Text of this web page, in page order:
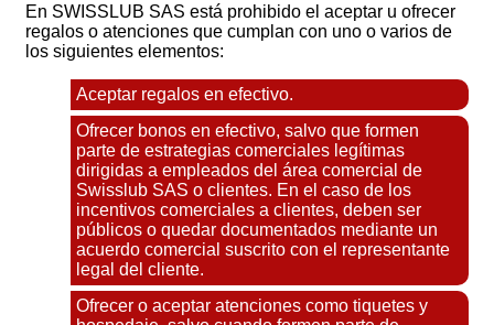
En SWISSLUB SAS está prohibido el aceptar u ofrecer
regalos o atenciones que cumplan con uno o varios de
los siguientes elementos:
Aceptar regalos en efectivo.
Ofrecer bonos en efectivo, salvo que formen
parte de estrategias comerciales legítimas
dirigidas a empleados del área comercial de
Swisslub SAS o clientes. En el caso de los
incentivos comerciales a clientes, deben ser
públicos o quedar documentados mediante un
acuerdo comercial suscrito con el representante
legal del cliente.
Ofrecer o aceptar atenciones como tiquetes y